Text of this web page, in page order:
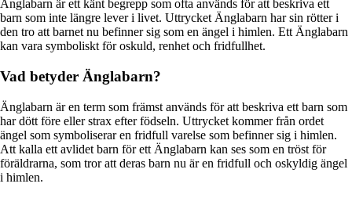
Änglabarn är ett känt begrepp som ofta används för att beskriva ett
barn som inte längre lever i livet. Uttrycket Änglabarn har sin rötter i
den tro att barnet nu befinner sig som en ängel i himlen. Ett Änglabarn
kan vara symboliskt för oskuld, renhet och fridfullhet.
Vad betyder Änglabarn?
Änglabarn är en term som främst används för att beskriva ett barn som
har dött före eller strax efter födseln. Uttrycket kommer från ordet
ängel som symboliserar en fridfull varelse som befinner sig i himlen.
Att kalla ett avlidet barn för ett Änglabarn kan ses som en tröst för
föräldrarna, som tror att deras barn nu är en fridfull och oskyldig ängel
i himlen.